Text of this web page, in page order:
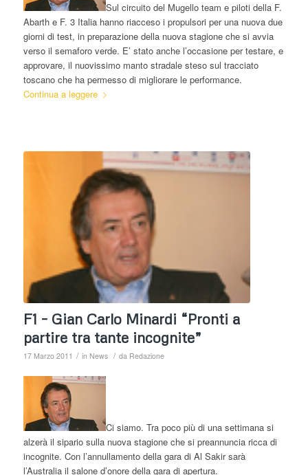
Sul circuito del Mugello team e piloti della F.
Abarth e F. 3 Italia hanno riacceso i propulsori per una nuova due
giorni di test, in preparazione della nuova stagione che si avvia
verso il semaforo verde. E’ stato anche l’occasione per testare, e
approvare, il nuovissimo manto stradale steso sul tracciato
toscano che ha permesso di migliorare le performance.
Continua a leggere
F1 – Gian Carlo Minardi “Pronti a
partire tra tante incognite”
17 Marzo 2011 / in News / da Redazione
Ci siamo. Tra poco più di una settimana si
alzerà il sipario sulla nuova stagione che si preannuncia ricca di
incognite. Con l’annullamento della gara di Al Sakir sarà
l’Australia il salone d’onore della gara di apertura.